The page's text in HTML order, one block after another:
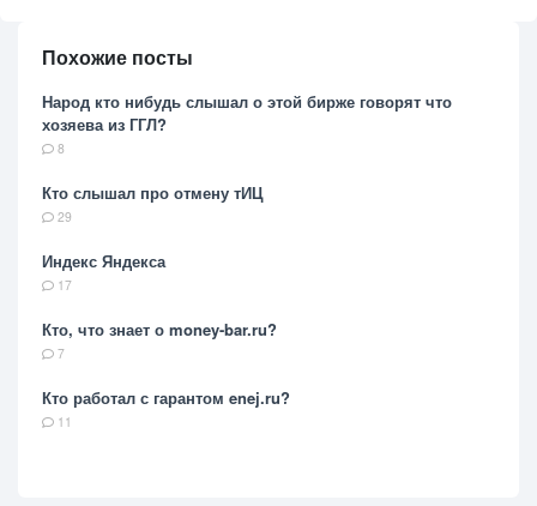
Похожие посты
Народ кто нибудь слышал о этой бирже говорят что
хозяева из ГГЛ?
8
Кто слышал про отмену тИЦ
29
Индекс Яндекса
17
Кто, что знает о money-bar.ru?
7
Кто работал с гарантом enej.ru?
11